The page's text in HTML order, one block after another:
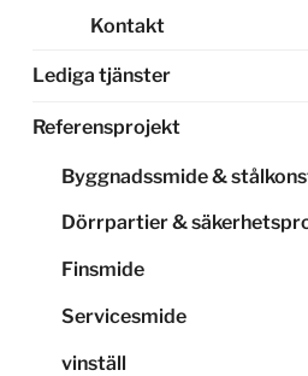
Kontakt
Lediga tjänster
Referensprojekt
Byggnadssmide &
Dörrpartier &
Finsmide
Servicesmide
vinställ